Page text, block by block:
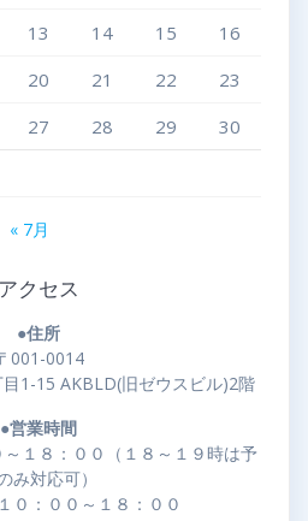
13 14 15
16
20 21 22
23
27 28 29
30
« 7月
アクセス
●住所
001-0014
1-15 AKBLD(旧ゼウスビル)2階
●営業時間
１８：００（１８～１９時は予
み対応可）
０：００～１８：００